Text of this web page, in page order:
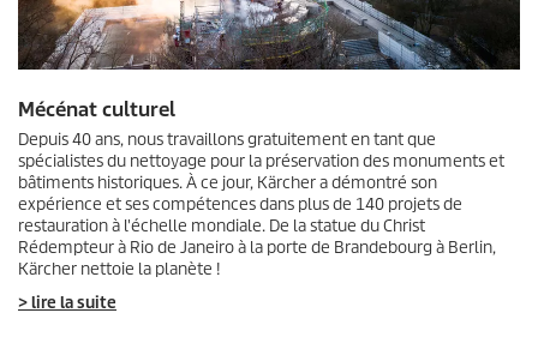
Mécénat culturel
Depuis 40 ans, nous travaillons gratuitement en tant que
spécialistes du nettoyage pour la préservation des monuments et
bâtiments historiques. À ce jour, Kärcher a démontré son
expérience et ses compétences dans plus de 140 projets de
restauration à l'échelle mondiale. De la statue du Christ
Rédempteur à Rio de Janeiro à la porte de Brandebourg à Berlin,
Kärcher nettoie la planète !
> lire la suite